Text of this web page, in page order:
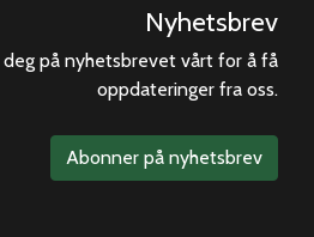
Nyhetsbrev
på nyhetsbrevet vårt for å få
oppdateringer fra oss.
Abonner på nyhetsbrev